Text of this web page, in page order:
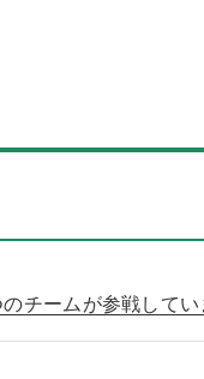
チームが参戦してい